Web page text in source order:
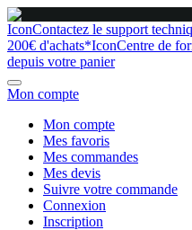
IconContactez le support
200€ d'achats*IconCentre de
depuis votre panier
Mon compte
Mon compte
Mes favoris
Mes commandes
Mes devis
Suivre votre commande
Connexion
Inscription